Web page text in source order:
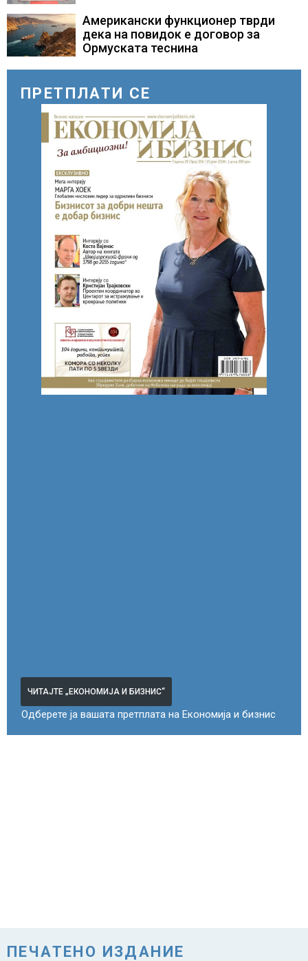
загинувањето на десетмината
прилепски бранители
Американски функционер тврди
дека на повидок е договор за
Ормуската теснина
ПРЕТПЛАТИ СЕ
ЧИТАЈТЕ „ЕКОНОМИЈА И БИЗНИС“
Одберете ја вашата претплата на Економија и бизнис
ПЕЧАТЕНО ИЗДАНИЕ